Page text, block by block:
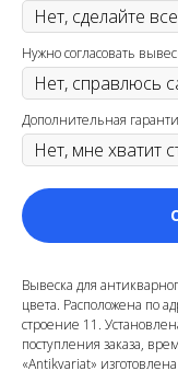
Нужно согласовать
Дополнительная
Вывеска для
цвета. Расположена по
строение 11.
поступления заказа,
«Antikvariat»